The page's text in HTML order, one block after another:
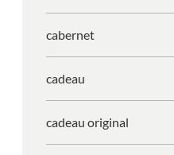
cabernet
cadeau
cadeau original